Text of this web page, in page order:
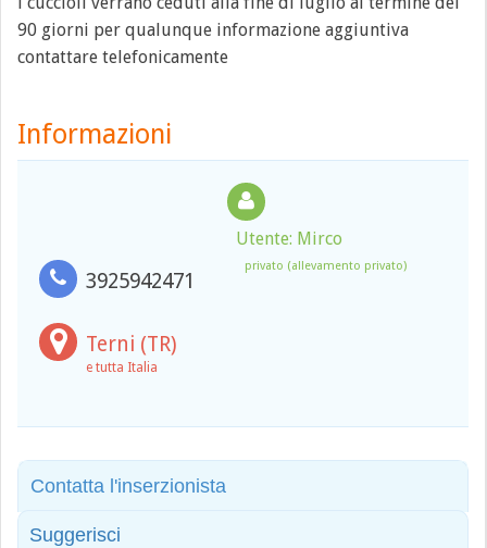
90 giorni per qualunque informazione aggiuntiva
contattare telefonicamente
Informazioni
3925942471
Utente: Mirco
privato (allevamento privato)
Terni (TR)
e tutta Italia
Contatta l'inserzionista
Suggerisci